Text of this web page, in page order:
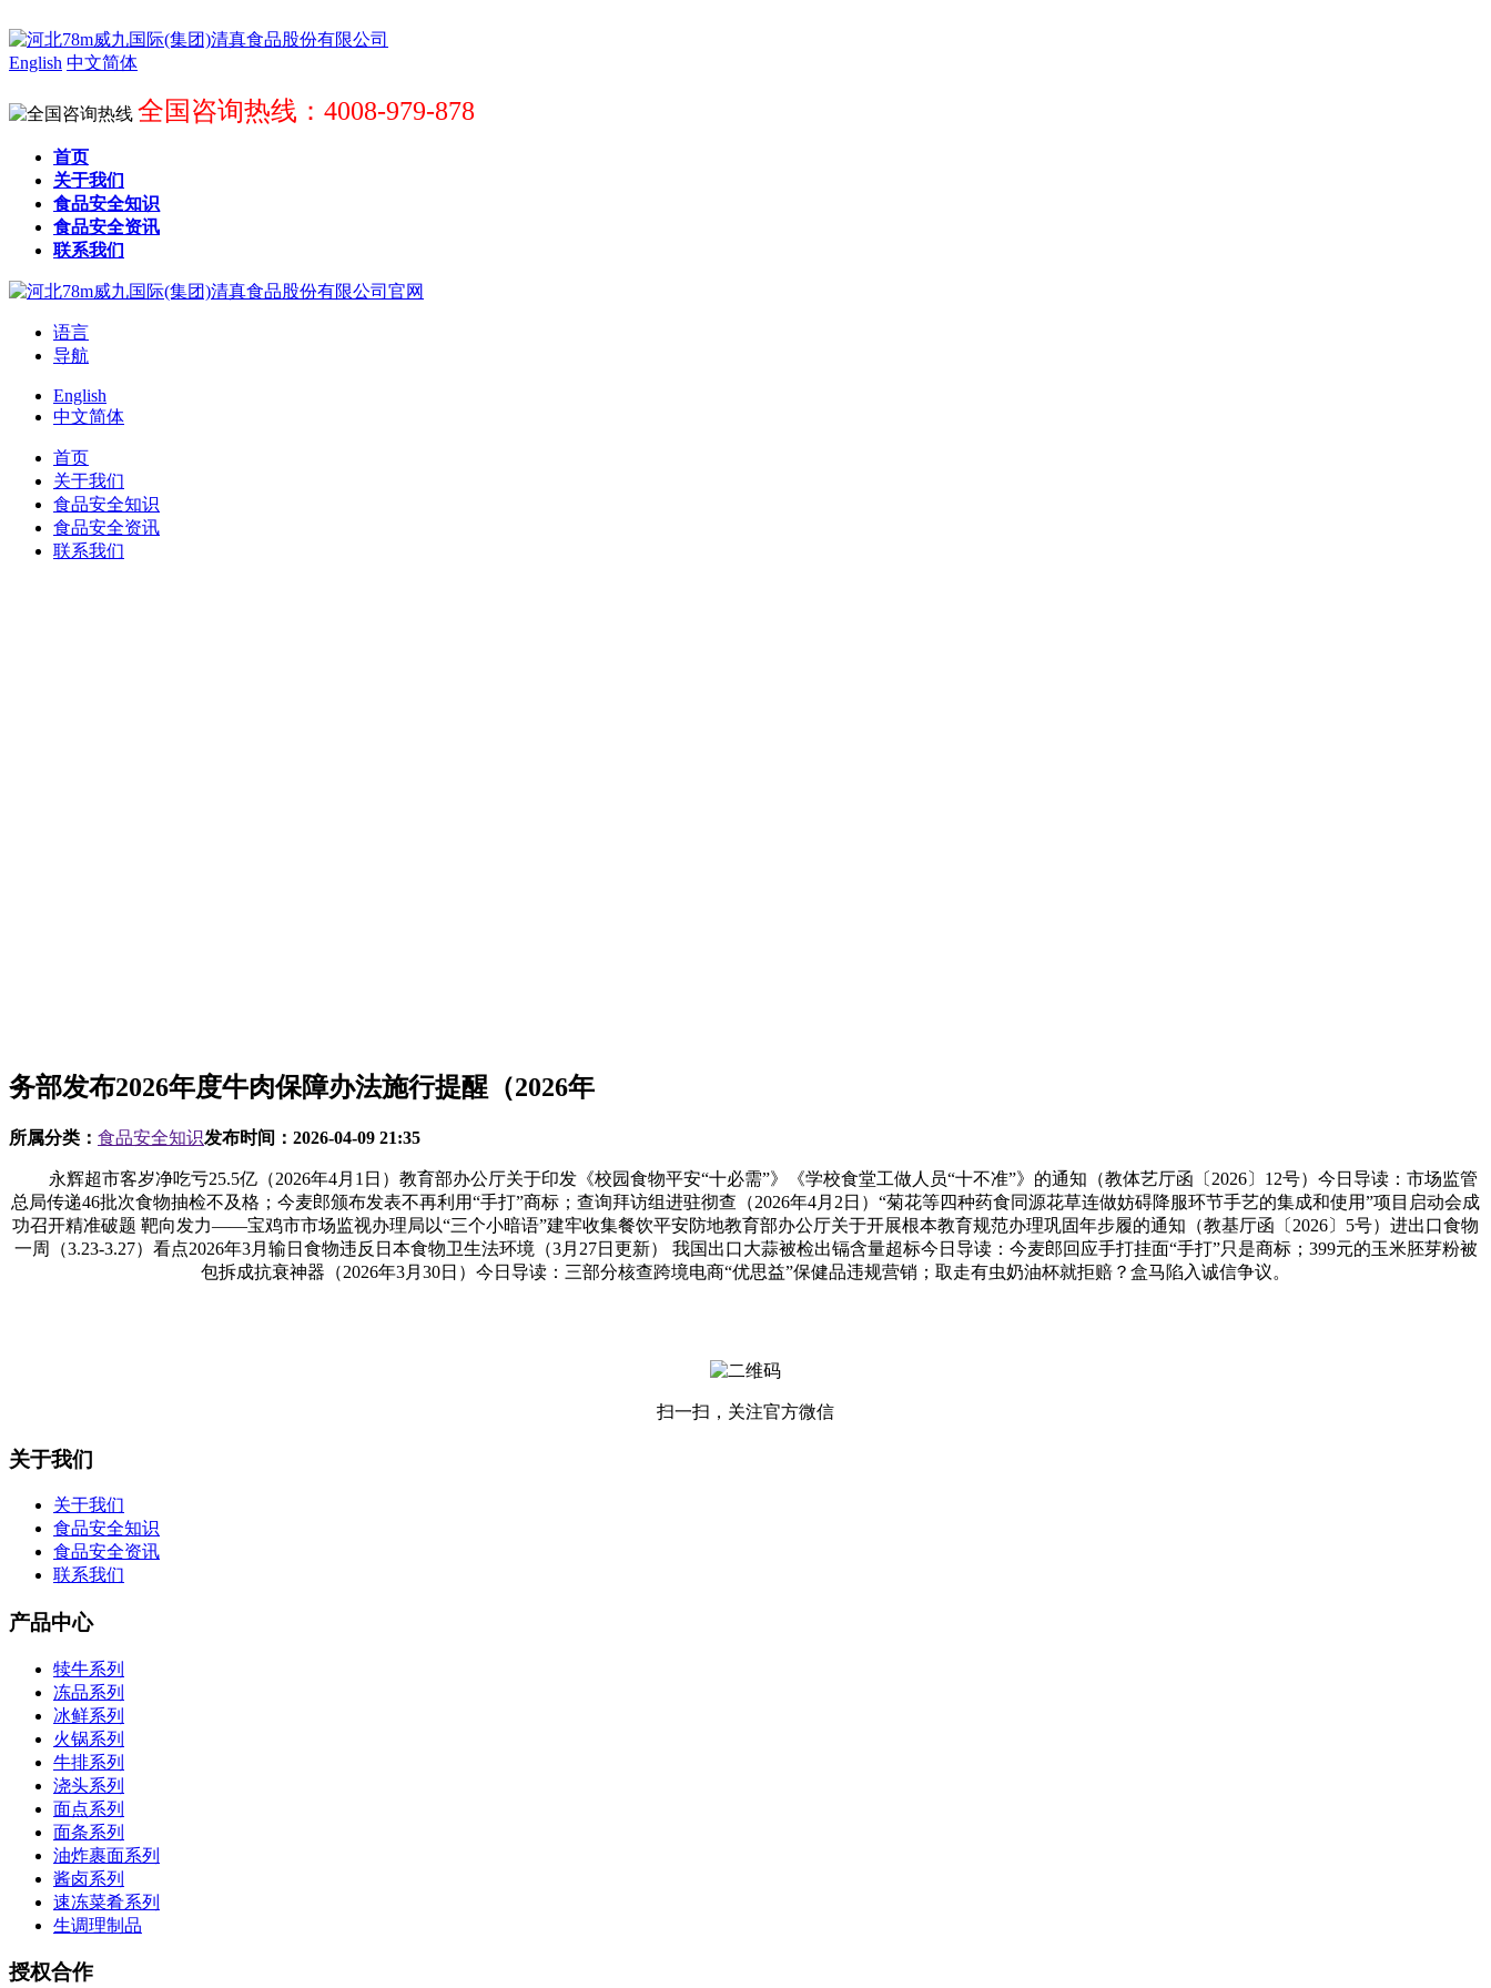
English 中文简体
全国咨询热线：4008-979-878
首页
关于我们
食品安全知识
食品安全资讯
联系我们
语言
导航
English
中文简体
首页
关于我们
食品安全知识
食品安全资讯
联系我们
务部发布2026年度牛肉保障办法施行提醒（2026年
所属分类： 食品安全知识发布时间： 2026-04-09 21:35
永辉超市客岁净吃亏25.5亿（2026年4月1日）教育部办公厅关于印发《校园食物平安“十必需”》《学校食堂工做人员“十不准”》的通知（教体艺厅函〔2026〕12号）今日导读：市场监管
总局传递46批次食物抽检不及格；今麦郎颁布发表不再利用“手打”商标；查询拜访组进驻彻查（2026年4月2日）“菊花等四种药食同源花草连做妨碍降服环节手艺的集成和使用”项目启动会成
功召开精准破题 靶向发力——宝鸡市市场监视办理局以“三个小暗语”建牢收集餐饮平安防地教育部办公厅关于开展根本教育规范办理巩固年步履的通知（教基厅函〔2026〕5号）进出口食物
一周（3.23-3.27）看点2026年3月输日食物违反日本食物卫生法环境（3月27日更新） 我国出口大蒜被检出镉含量超标今日导读：今麦郎回应手打挂面“手打”只是商标；399元的玉米胚芽粉被
包拆成抗衰神器（2026年3月30日）今日导读：三部分核查跨境电商“优思益”保健品违规营销；取走有虫奶油杯就拒赔？盒马陷入诚信争议。
扫一扫，关注官方微信
关于我们
关于我们
食品安全知识
食品安全资讯
联系我们
产品中心
犊牛系列
冻品系列
冰鲜系列
火锅系列
牛排系列
浇头系列
面点系列
面条系列
油炸裹面系列
酱卤系列
速冻菜肴系列
生调理制品
授权合作